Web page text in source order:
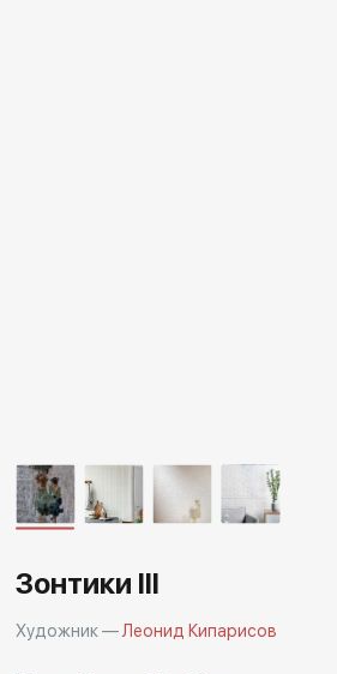
Зонтики III
Художник —Леонид Кипарисов